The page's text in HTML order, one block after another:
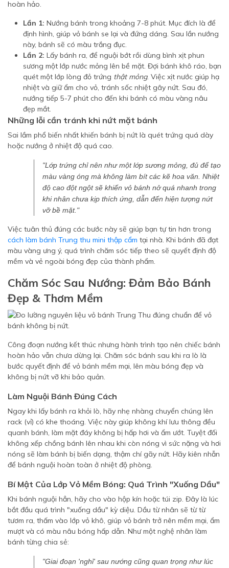
hoàn hảo.
Lần 1: Nướng bánh trong khoảng 7-8 phút. Mục đích là để
định hình, giúp vỏ bánh se lại và đứng dáng. Sau lần nướng
này, bánh sẽ có màu trắng đục.
Lần 2: Lấy bánh ra, để nguội bớt rồi dùng bình xịt phun
sương một lớp nước mỏng lên bề mặt. Đợi bánh khô ráo, bạn
quét một lớp lòng đỏ trứng thật mỏng. Việc xịt nước giúp hạ
nhiệt và giữ ẩm cho vỏ, tránh sốc nhiệt gây nứt. Sau đó,
nướng tiếp 5-7 phút cho đến khi bánh có màu vàng nâu
đẹp mắt.
Những lỗi cần tránh khi nứt mặt bánh
Sai lầm phổ biến nhất khiến bánh bị nứt là quét trứng quá dày
hoặc nướng ở nhiệt độ quá cao.
"Lớp trứng chỉ nên như một lớp sương mỏng, đủ để tạo
màu vàng óng mà không làm bít các kẽ hoa văn. Nhiệt
độ cao đột ngột sẽ khiến vỏ bánh nở quá nhanh trong
khi nhân chưa kịp thích ứng, dẫn đến hiện tượng nứt
vỡ bề mặt."
Việc tuân thủ đúng các bước này sẽ giúp bạn tự tin hơn trong
cách làm bánh Trung thu mini thập cẩm tại nhà. Khi bánh đã đạt
màu vàng ưng ý, quá trình chăm sóc tiếp theo sẽ quyết định độ
mềm và vẻ ngoài bóng đẹp của thành phẩm.
Chăm Sóc Sau Nướng: Đảm Bảo Bánh
Đẹp & Thơm Mềm
Công đoạn nướng kết thúc nhưng hành trình tạo nên chiếc bánh
hoàn hảo vẫn chưa dừng lại. Chăm sóc bánh sau khi ra lò là
bước quyết định để vỏ bánh mềm mại, lên màu bóng đẹp và
không bị nứt vỡ khi bảo quản.
Làm Nguội Bánh Đúng Cách
Ngay khi lấy bánh ra khỏi lò, hãy nhẹ nhàng chuyển chúng lên
rack (vỉ) có khe thoáng. Việc này giúp không khí lưu thông đều
quanh bánh, làm mặt đáy không bị hấp hơi và ẩm ướt. Tuyệt đối
không xếp chồng bánh lên nhau khi còn nóng vì sức nặng và hơi
nóng sẽ làm bánh bị biến dạng, thậm chí gãy nứt. Hãy kiên nhẫn
để bánh nguội hoàn toàn ở nhiệt độ phòng.
Bí Mật Của Lớp Vỏ Mềm Bóng: Quá Trình "Xuống Dầu"
Khi bánh nguội hẳn, hãy cho vào hộp kín hoặc túi zip. Đây là lúc
bắt đầu quá trình "xuống dầu" kỳ diệu. Dầu từ nhân sẽ từ từ
tươm ra, thấm vào lớp vỏ khô, giúp vỏ bánh trở nên mềm mại, ẩm
mượt và có màu nâu bóng hấp dẫn. Như một nghệ nhân làm
bánh từng chia sẻ:
"Giai đoạn 'nghỉ' sau nướng cũng quan trọng như lúc